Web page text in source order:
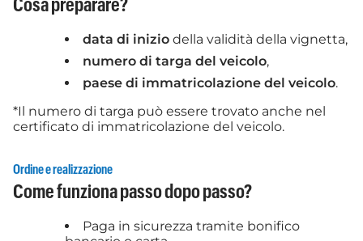
Cosa preparare?
data di inizio della validità della vignetta,
numero di targa del veicolo,
paese di immatricolazione del veicolo.
*Il numero di targa può essere trovato anche nel
certificato di immatricolazione del veicolo.
Ordine e realizzazione
Come funziona passo dopo passo?
Paga in sicurezza tramite bonifico